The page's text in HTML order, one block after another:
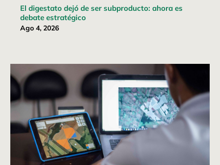
El digestato dejó de ser subproducto: ahora es
debate estratégico
Ago 4, 2026